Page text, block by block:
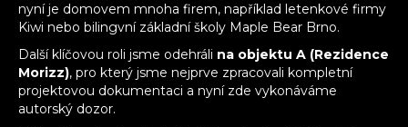
nyní je domovem mnoha firem, například letenkové firmy
Kiwi nebo bilingvní základní školy Maple Bear Brno.
Další klíčovou roli jsme odehráli na objektu A (Rezidence
Morizz), pro který jsme nejprve zpracovali kompletní
projektovou dokumentaci a nyní zde vykonáváme
autorský dozor.